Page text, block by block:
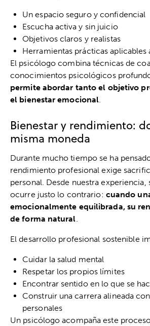
Un espacio seguro y confidencial
Escucha activa y sin juicio
Objetivos claros y realistas
Herramientas prácticas aplicables
El psicólogo combina técnicas de
conocimientos psicológicos
permite abordar tanto el objetivo
el bienestar emocional.
Bienestar y rendimiento:
misma moneda
Durante mucho tiempo se ha
rendimiento profesional exige
personal. Desde nuestra experiencia,
ocurre justo lo contrario: cuando
emocionalmente equilibrada, su
de forma natural.
El desarrollo profesional sostenible
Cuidar la salud mental
Respetar los propios límites
Encontrar sentido en lo que se
Construir una carrera alineada
personales
Un psicólogo acompaña este